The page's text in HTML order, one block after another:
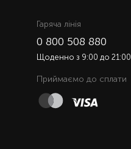
Гаряча лiнiя
0 800 508 880
Щоденно з 9:00 до 21:00
Приймаємо до сплати